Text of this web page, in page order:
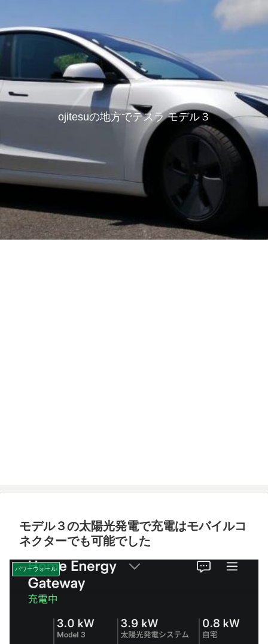
ojitesuの地方でテスラ モデル３
モデル３の太陽光発電で充電はモバイルコ
ネクターでも可能でした
パワーウォール